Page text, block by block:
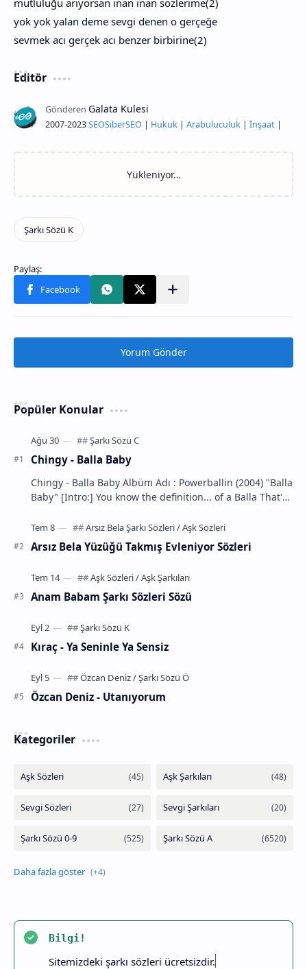
mutluluğu arıyorsan inan inan sözlerime(2)
yok yok yalan deme sevgi denen o gerçeğe
sevmek acı gerçek acı benzer birbirine(2)
Editör
2007-2023SEOSiberSEO | Hukuk | Arabuluculuk | İnşaat |
Yorum Gönder
Popüler Konular
Chingy - Balla Baby
Chingy - Balla Baby Albüm Adı : Powerballin (2004) "Balla
Baby" [Intro:] You know the definition... of a Balla That's
Arsız Bela Yüzüğü Takmış Evleniyor Sözleri
Anam Babam Şarkı Sözleri Sözü
Kıraç - Ya Seninle Ya Sensiz
Özcan Deniz - Utanıyorum
Kategoriler
Bilgi!
Sitemizdeki şarkı sözleri ücretsizdir.